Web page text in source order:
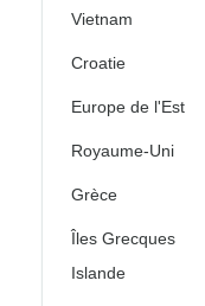
Vietnam
Croatie
Europe de l'Est
Royaume-Uni
Grèce
Îles Grecques
Islande